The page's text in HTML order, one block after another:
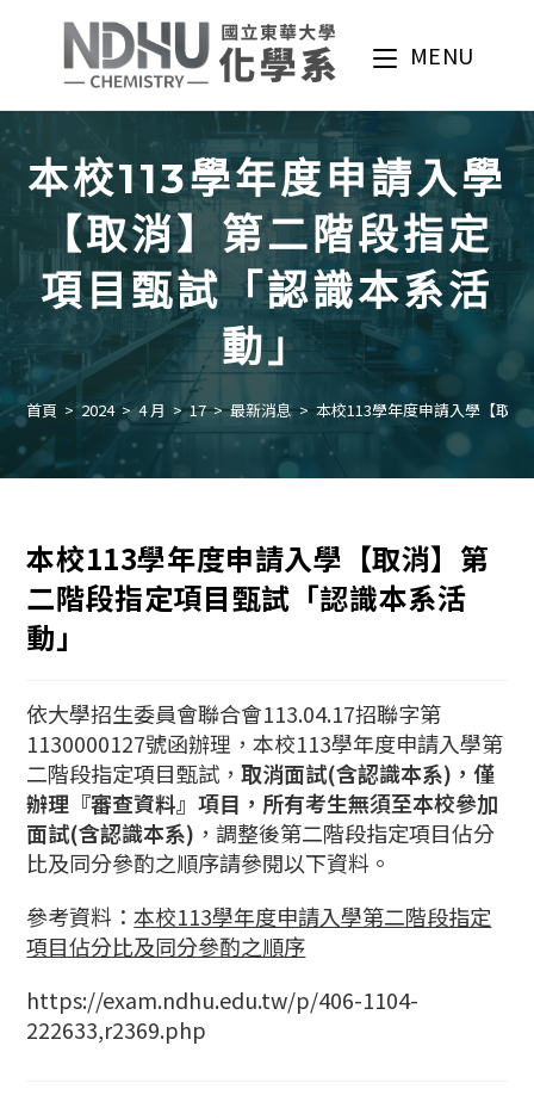
MENU
本校113學年度申請入學
【取消】第二階段指定
項目甄試「認識本系活
動」
首頁 > 2024 > 4 月 > 17 > 最新消息 > 本校113學年度申請入學【取
本校113學年度申請入學【取消】第
二階段指定項目甄試「認識本系活
動」
依大學招生委員會聯合會113.04.17招聯字第
1130000127號函辦理，本校113學年度申請入學第
二階段指定項目甄試，取消面試(含認識本系)，僅
辦理『審查資料』項目，所有考生無須至本校參加
面試(含認識本系) ，調整後第二階段指定項目佔分
比及同分參酌之順序請參閱以下資料。
參考資料：本校113學年度申請入學第二階段指定
項目佔分比及同分參酌之順序
https://exam.ndhu.edu.tw/p/406-1104-
222633,r2369.php